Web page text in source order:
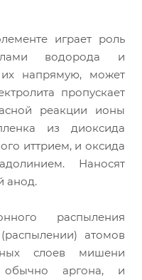
играет роль
водорода и
напрямую, может
пропускает
реакции ионы
из диоксида
иттрием, и оксида
Наносят
анод.
распыления
атомов
слоев мишени
обычно аргона, и